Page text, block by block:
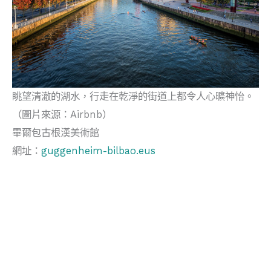
眺望清澈的湖水，行走在乾淨的街道上都令人心曠神怡。
（圖片來源：Airbnb）
畢爾包古根漢美術館
網址： guggenheim-bilbao.eus